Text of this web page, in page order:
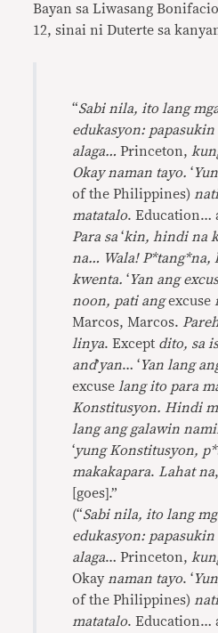
Bayan sa Liwasang
12, sinai ni Duterte sa
“Sabi nila, ito lang
edukasyon:
alaga… Princeton,
Okay naman tayo.‘
of the Philippines)
matatalo. Education…
Para sa‘kin, hindi na
na… Wala! P*tang*na,
kwenta.‘Yan ang
noon, pati angexcuse
Marcos, Marcos.
linya. Except dito, sa
and’yan… ‘Yan lang
excuse lang ito para
Konstitusyon. Hindi
lang ang galawin
‘yung Konstitusyon,
makakapara. Lahat na
[goes].”
(“Sabi nila, ito lang
edukasyon:
alaga… Princeton,
Okay naman tayo.‘
of the Philippines)
matatalo. Education…